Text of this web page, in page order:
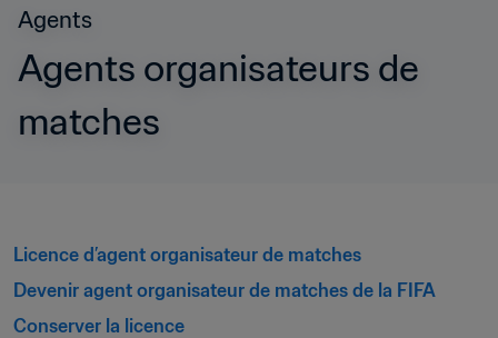
Agents
Agents organisateurs de
matches
Licence d’agent organisateur de matches
Devenir agent organisateur de matches de la FIFA
Conserver la licence